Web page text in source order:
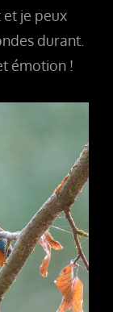
et je peux
durant.
émotion !